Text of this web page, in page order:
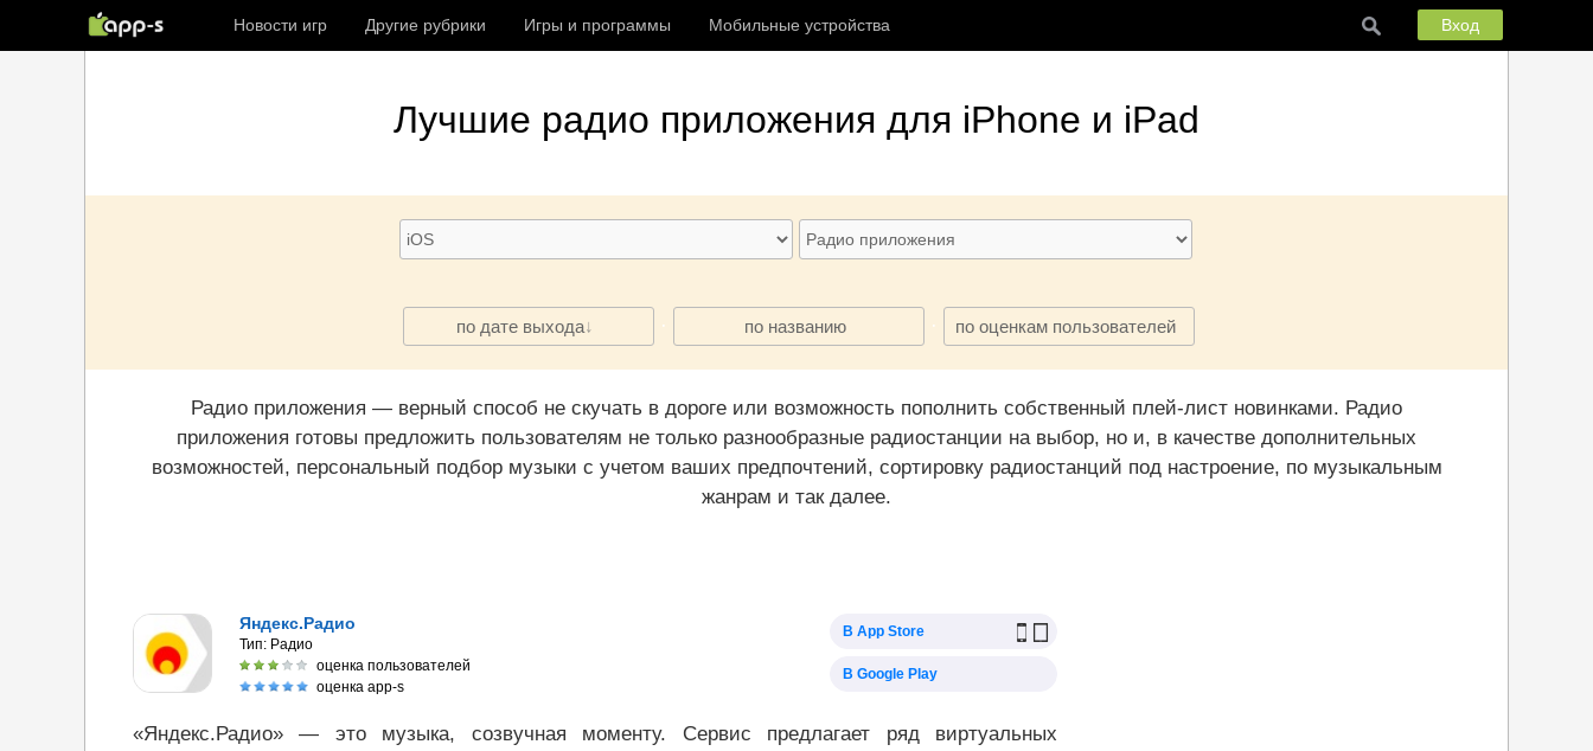
Новости игр Другие рубрики Игры и программы Мобильные устройства Вход
Лучшие радио приложения для iPhone и iPad
по дате выхода · по названию · по оценкам пользователей
Радио приложения — верный способ не скучать в дороге или возможность пополнить собственный плей-лист новинками. Радио
приложения готовы предложить пользователям не только разнообразные радиостанции на выбор, но и, в качестве дополнительных
возможностей, персональный подбор музыки с учетом ваших предпочтений, сортировку радиостанций под настроение, по музыкальным
жанрам и так далее.
Яндекс.Радио
Тип: Радио
оценка пользователей
оценка app-s
В App Store
В Google Play
«Яндекс.Радио» — это музыка, созвучная моменту. Сервис предлагает ряд виртуальных